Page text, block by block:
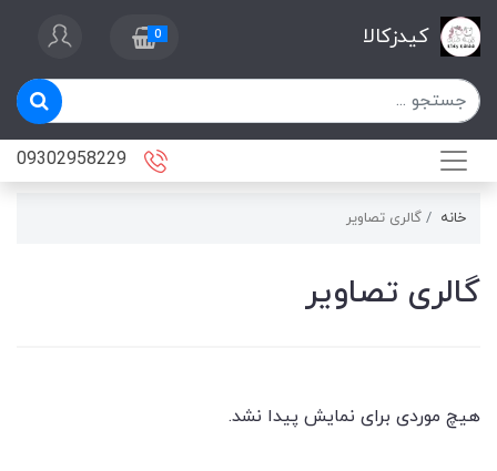
کیدزکالا 0
خانه گالری تصاویر
گالری تصاویر
هیچ موردی برای نمایش پیدا نشد.